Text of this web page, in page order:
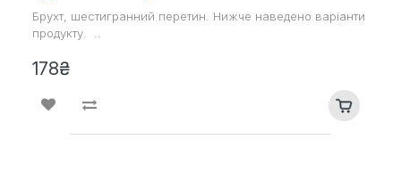
Брухт, шестигранний перетин. Нижче наведено варіанти
продукту. ..
178₴